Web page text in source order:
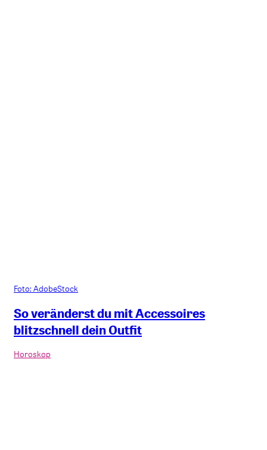
Foto: AdobeStock
So veränderst du mit Accessoires
blitzschnell dein Outfit
Horoskop